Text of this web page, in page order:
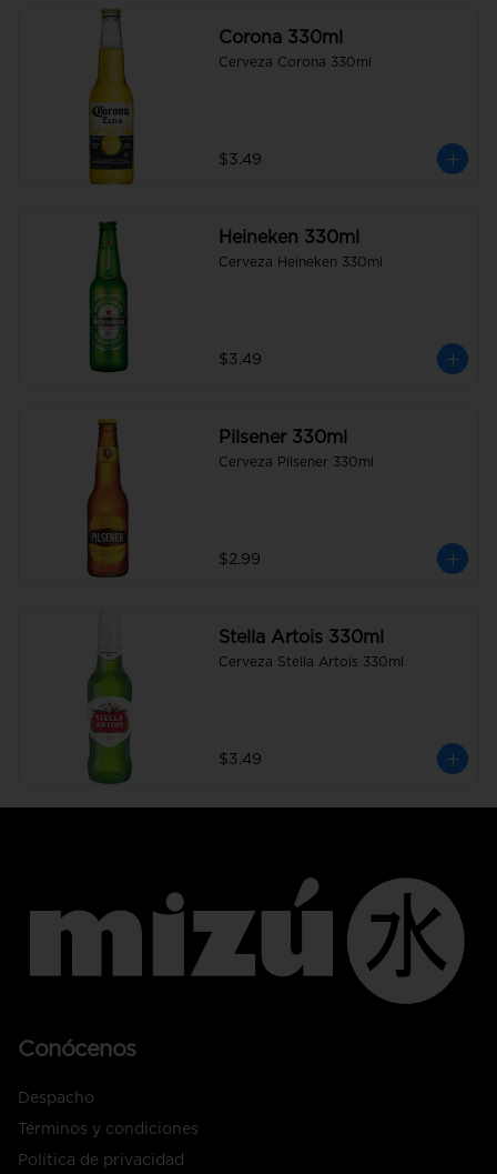
Corona 330ml
Cerveza Corona 330ml
$3.49
Heineken 330ml
Cerveza Heineken 330ml
$3.49
Pilsener 330ml
Cerveza Pilsener 330ml
$2.99
Stella Artois 330ml
Cerveza Stella Artois 330ml
$3.49
Conócenos
Despacho
Términos y condiciones
Política de privacidad